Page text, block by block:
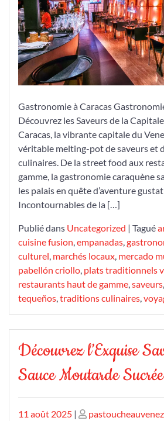
Caracas,
Capitale
des
Saveurs
Vénézuéliennes
Gastronomie à Caracas
Découvrez les Saveurs de la
Caracas, la vibrante capitale du
véritable melting-pot de saveurs et
culinaires. De la street food aux
gamme, la gastronomie caraquène
les palais en quête d’aventure
Incontournables de la […]
Publié dans Uncategorized | Tagué
cuisine fusion,empanadas,
culturel, marchés locaux, mercado
pabellón criollo, plats traditionnels
restaurants haut de gamme,saveurs,
tequeños,traditions culinaires,
Découvrez l’Exquise
Sauce Moutarde Sucrée
Publié
11 août 2025 | Publié